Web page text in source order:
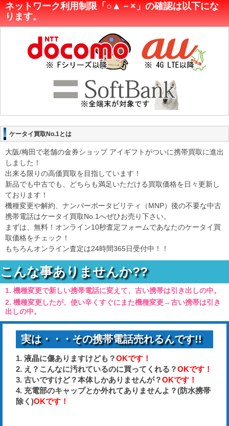
ネットワーク利用制限「○▲－×」の確認は以下にな
ります。
ケータイ買取No.1とは
大阪/梅田で老舗の金券ショップ アイギフトがついに携帯買取に進出
しました！
出来る限りの高価買取を目指しています！
新品でも中古でも、どちらも満足いただける買取価格を日々更新し
ております！
機種変更や解約、ナンバーポータビリティ（MNP）後の不要な中古
携帯電話はケータイ買取No.1へぜひお売り下さい。
まずは、無料！オンライン10秒査定フォームであなたのケータイ買
取価格をチェック！
もちろんオンライン査定は24時間365日受付中！！
こんな事ありませんか??
機種変更で新しい携帯電話に変えて、古い携帯は引き出しの中。
機種変更したが、使い辛くすぐにまた機種変更→古い携帯は引き
出しの中。
実は・・・その携帯電話売れるんです!!
液晶に傷ありますけども？OKです！
え？こんなに汚れているのに買ってくれる？OKです！
古いですけど？本体しかありませんが？OKです！
充電部のキャップとか外れてありませんよ？(防水携帯
除く)OKです！